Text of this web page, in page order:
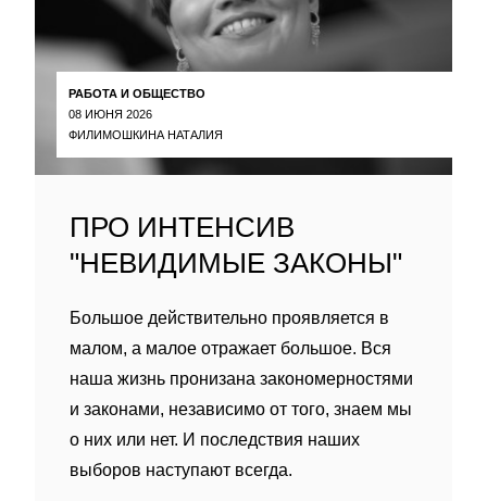
РАБОТА И ОБЩЕСТВО
08 ИЮНЯ 2026
ФИЛИМОШКИНА НАТАЛИЯ
ПРО ИНТЕНСИВ
"НЕВИДИМЫЕ ЗАКОНЫ"
Большое действительно проявляется в
малом, а малое отражает большое. Вся
наша жизнь пронизана закономерностями
и законами, независимо от того, знаем мы
о них или нет. И последствия наших
выборов наступают всегда.